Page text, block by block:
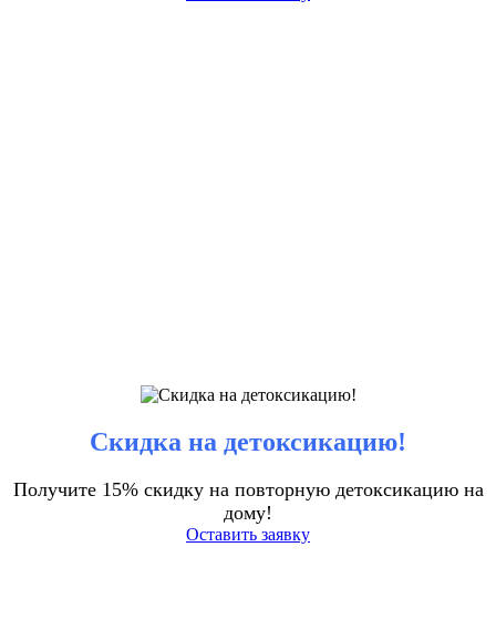
Скидка на детоксикацию!
Получите 15% скидку на повторную детоксикацию на
дому!
Оставить заявку